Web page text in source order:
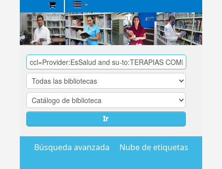
Biblioteca
Central
EsSalud
Ir
Búsqueda avanzada Nube de etiquetas